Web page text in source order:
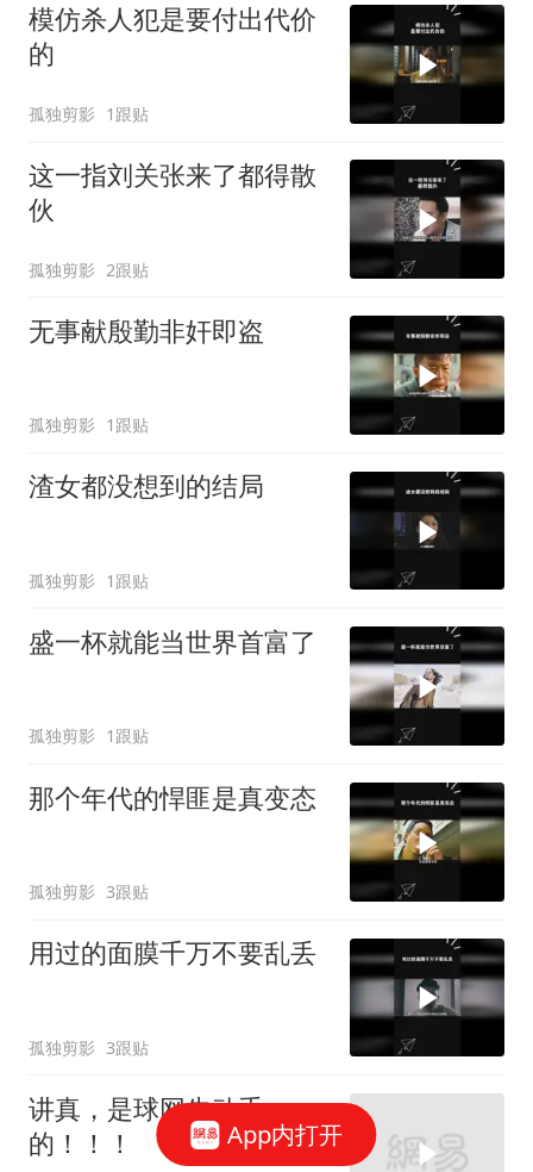
模仿杀人犯是要付出代价
的
孤独剪影 1跟贴
这一指刘关张来了都得散
伙
孤独剪影 2跟贴
无事献殷勤非奸即盗
孤独剪影 1跟贴
渣女都没想到的结局
孤独剪影 1跟贴
盛一杯就能当世界首富了
孤独剪影 1跟贴
那个年代的悍匪是真变态
孤独剪影 3跟贴
用过的面膜千万不要乱丢
孤独剪影 3跟贴
讲真，是球网先动手
的！！！
App内打开